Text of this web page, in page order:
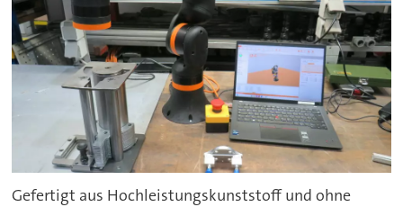
Gefertigt aus Hochleistungskunststoff und ohne